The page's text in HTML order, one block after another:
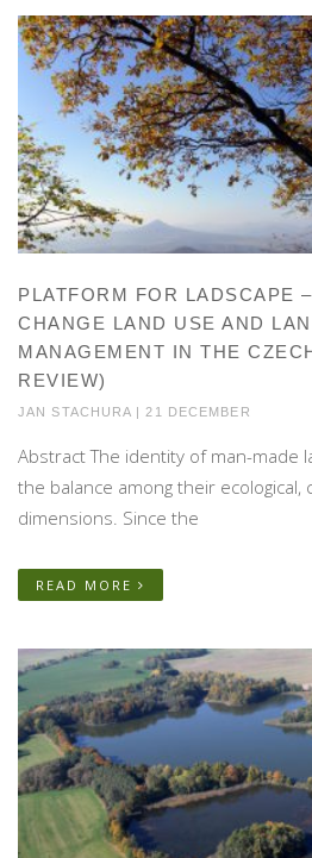
PLATFORM FOR LADSCAPE
CHANGE LAND USE AND
MANAGEMENT IN THE
REVIEW)
JAN STACHURA | 21 DECEMBER
Abstract The identity of man-made
the balance among their ecological,
dimensions. Since the
READ MORE